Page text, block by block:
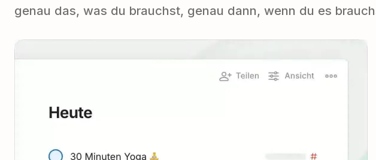
genau das, was du brauchst, genau dann, wenn du es